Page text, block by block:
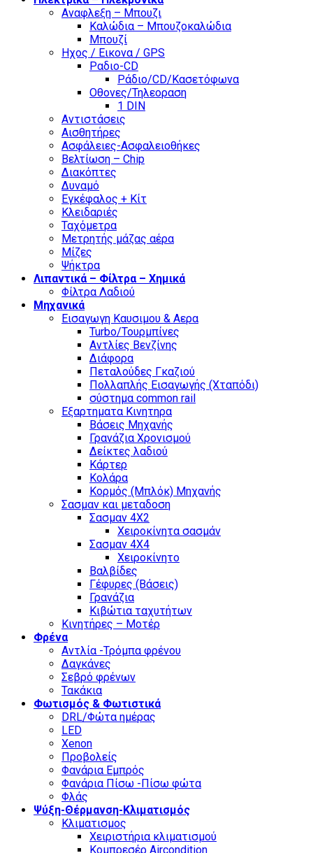
Αναφλεξη – Μπουζι
Καλώδια – Μπουζοκαλώδια
Μπουζί
Ηχος / Εικονα / GPS
Ραδιο-CD
Ράδιο/CD/Κασετόφωνα
Οθονες/Τηλεοραση
1 DIN
Αντιστάσεις
Αισθητήρες
Ασφάλειες-Ασφαλειοθήκες
Βελτίωση – Chip
Διακόπτες
Δυναμό
Εγκέφαλος + Κίτ
Κλειδαριές
Ταχόμετρα
Μετρητής μάζας αέρα
Μίζες
Ψήκτρα
Λιπαντικά – Φίλτρα – Χημικά
Φίλτρα Λαδιού
Μηχανικά
Εισαγωγη Καυσιμου & Αερα
Turbo/Τουρμπίνες
Αντλίες Βενζίνης
Διάφορα
Πεταλούδες Γκαζιού
Πολλαπλής Εισαγωγής (Χταπόδι)
σύστημα common rail
Εξαρτηματα Κινητηρα
Βάσεις Μηχανής
Γρανάζια Χρονισμού
Δείκτες λαδιού
Κάρτερ
Κολάρα
Κορμός (Μπλόκ) Μηχανής
Σασμαν και μεταδοση
Σασμαν 4Χ2
Χειροκίνητα σασμάν
Σασμαν 4Χ4
Χειροκίνητο
Βαλβίδες
Γέφυρες (Βάσεις)
Γρανάζια
Κιβώτια ταχυτήτων
Κινητήρες – Μοτέρ
Φρένα
Αντλία -Τρόμπα φρένου
Δαγκάνες
Σεβρό φρένων
Τακάκια
Φωτισμός & Φωτιστικά
DRL/Φώτα ημέρας
LED
Xenon
Προβολείς
Φανάρια Εμπρός
Φανάρια Πίσω -Πίσω φώτα
Φλάς
Ψύξη-Θέρμανση-Κλιματισμός
Κλιματισμος
Χειριστήρια κλιματισμού
Κομπρεσέρ Aircondition